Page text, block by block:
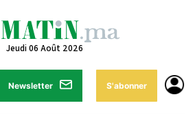
Jeudi 06 Août 2026
Newsletter S'abonner